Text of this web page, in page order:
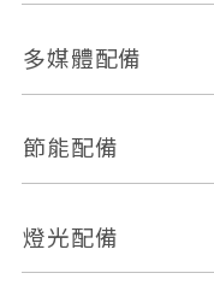
ABS防鎖死
車道偏離警示
自動停車系統
倒車雷達
皮椅
多媒體配備
外部音源接入
節能配備
引擎啟閉系統
燈光配備